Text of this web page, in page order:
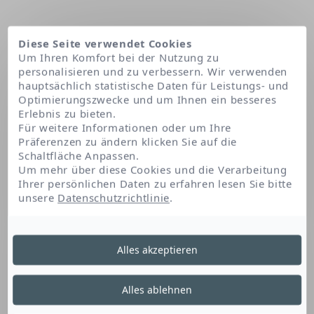
Startseite Polyglyceryl-3 diisostearate
Polyglyceryl-3
Diisostearate
Diese Seite verwendet Cookies
Um Ihren Komfort bei der Nutzung zu
personalisieren und zu verbessern. Wir verwenden
hauptsächlich statistische Daten für Leistungs- und
Optimierungszwecke und um Ihnen ein besseres
Erlebnis zu bieten.
Für weitere Informationen oder um Ihre
Präferenzen zu ändern klicken Sie auf die
Schaltfläche Anpassen.
Um mehr über diese Cookies und die Verarbeitung
Ihrer persönlichen Daten zu erfahren lesen Sie bitte
unsere Datenschutzrichtlinie.
Alles ablehnen
Alles akzeptieren